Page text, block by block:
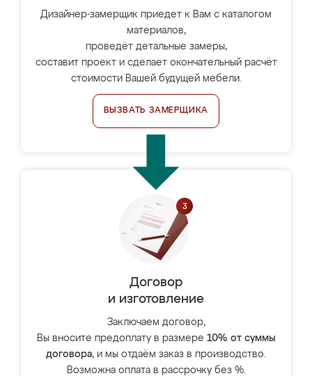
Дизайнер-замерщик приедет к Вам с каталогом
материалов,
проведёт детальные замеры,
составит проект и сделает окончательный расчёт
стоимости Вашей будущей мебели.
ВЫЗВАТЬ ЗАМЕРЩИКА
Договор
и изготовление
Заключаем договор,
Вы вносите предоплату в размере 10% от суммы
договора, и мы отдаём заказ в производство.
Возможна оплата в рассрочку без %.